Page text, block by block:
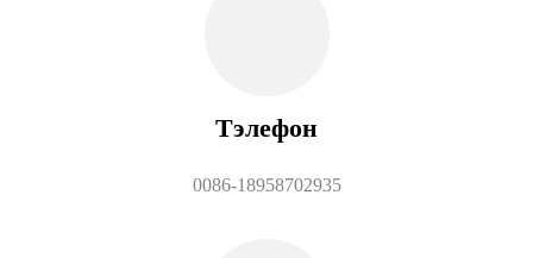
Тэлефон
0086-18958702935